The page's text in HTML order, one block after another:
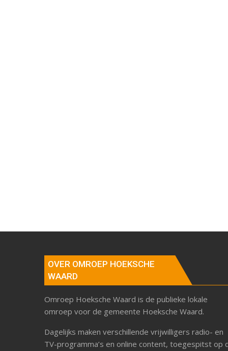
OVER OMROEP HOEKSCHE
WAARD
Omroep Hoeksche Waard is de publieke lokale
omroep voor de gemeente Hoeksche Waard.
Dagelijks maken verschillende vrijwilligers radio- en
TV-programma’s en online content, toegespitst op